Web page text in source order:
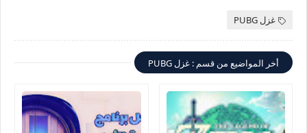
غزل PUBG
أخر المواضيع من قسم : غزل PUBG